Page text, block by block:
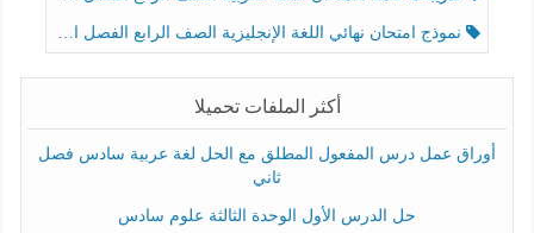
نموذج امتحان نهائي اللغة الإنجليزية الصف الرابع الفصل الثالث
أكثر الملفات تحميلا
أوراق عمل درس المفعول المطلق مع الحل لغة عربية سادس فصل
ثاني
حل الدرس الأول الوحدة الثالثة علوم سادس